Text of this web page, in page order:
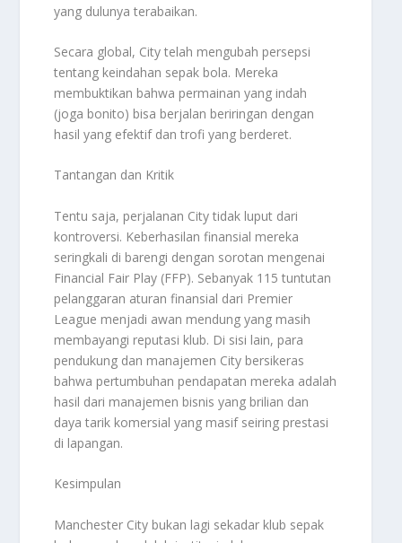
yang dulunya terabaikan.
Secara global, City telah mengubah persepsi
tentang keindahan sepak bola. Mereka
membuktikan bahwa permainan yang indah
(joga bonito) bisa berjalan beriringan dengan
hasil yang efektif dan trofi yang berderet.
Tantangan dan Kritik
Tentu saja, perjalanan City tidak luput dari
kontroversi. Keberhasilan finansial mereka
seringkali di barengi dengan sorotan mengenai
Financial Fair Play(FFP). Sebanyak 115 tuntutan
pelanggaran aturan finansial dari Premier
League menjadi awan mendung yang masih
membayangi reputasi klub. Di sisi lain, para
pendukung dan manajemen City bersikeras
bahwa pertumbuhan pendapatan mereka adalah
hasil dari manajemen bisnis yang brilian dan
daya tarik komersial yang masif seiring prestasi
di lapangan.
Kesimpulan
Manchester City bukan lagi sekadar klub sepak